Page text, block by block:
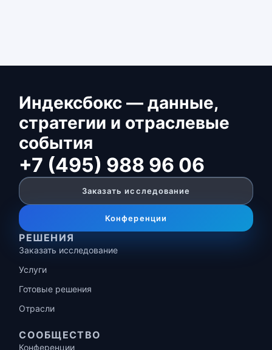
Индексбокс — данные,
стратегии и отраслевые
события
+7 (495) 988 96 06
Заказать исследование
Конференции
РЕШЕНИЯ
Заказать исследование
Услуги
Готовые решения
Отрасли
СООБЩЕСТВО
Конференции